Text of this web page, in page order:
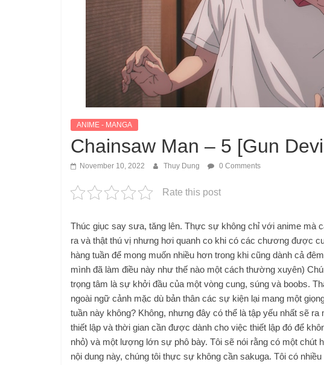
ANIME - MANGA
Chainsaw Man – 5 [Gun
November 10, 2022 Thuy Dung 0 Comments
Rate this post
Thúc giục say sưa, tăng lên. Thực sự không chỉ với anime mà
ra và thật thú vị nhưng hơi quanh co khi có các chương được
hàng tuần để mong muốn nhiều hơn trong khi cũng dành cả
mình đã làm điều này như thế nào một cách thường xuyên)
trọng tâm là sự khởi đầu của một vòng cung, súng và boobs.
ngoài ngữ cảnh mặc dù bản thân các sự kiện lại mang một
tuần này không? Không, nhưng đây có thể là tập yếu nhất sẽ
thiết lập và thời gian cần được dành cho việc thiết lập đó để
nhỏ) và một lượng lớn sự phô bày. Tôi sẽ nói rằng có một chút
nội dung này, chúng tôi thực sự không cần sakuga. Tôi có